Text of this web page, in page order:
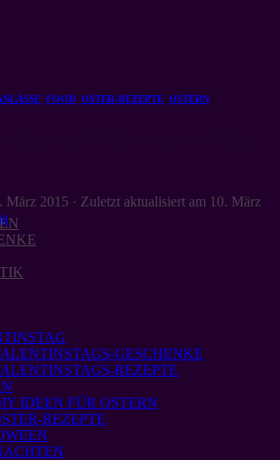
GESCHENKE
REZEPTE
IDEEN FÜR OSTERN
REZEPTE
FOOD OSTER-REZEPTE OSTERN
März 2015 · Zuletzt aktualisiert am 10. März